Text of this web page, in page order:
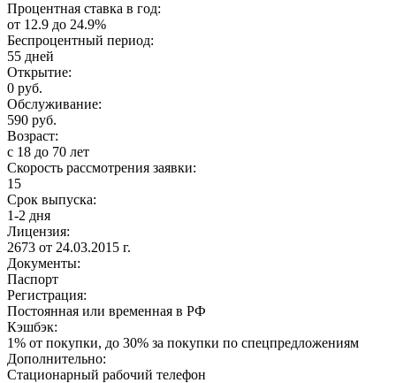
Процентная ставка в год:
от 12.9 до 24.9%
Беспроцентный период:
55 дней
Открытие:
0 руб.
Обслуживание:
590 руб.
Возраст:
с 18 до 70 лет
Скорость рассмотрения заявки:
15
Срок выпуска:
1-2 дня
Лицензия:
2673 от 24.03.2015 г.
Документы:
Паспорт
Регистрация:
Постоянная или временная в РФ
Кэшбэк:
1% от покупки, до 30% за покупки по спецпредложениям
Дополнительно:
Стационарный рабочий телефон